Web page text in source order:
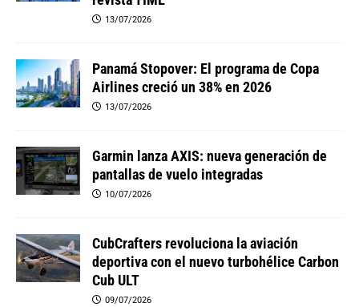
13/07/2026
Panamá Stopover: El programa de Copa
Airlines creció un 38% en 2026
13/07/2026
Garmin lanza AXIS: nueva generación de
pantallas de vuelo integradas
10/07/2026
CubCrafters revoluciona la aviación
deportiva con el nuevo turbohélice Carbon
Cub ULT
09/07/2026